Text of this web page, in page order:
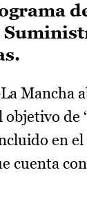
Mancha
de
en
cuenta